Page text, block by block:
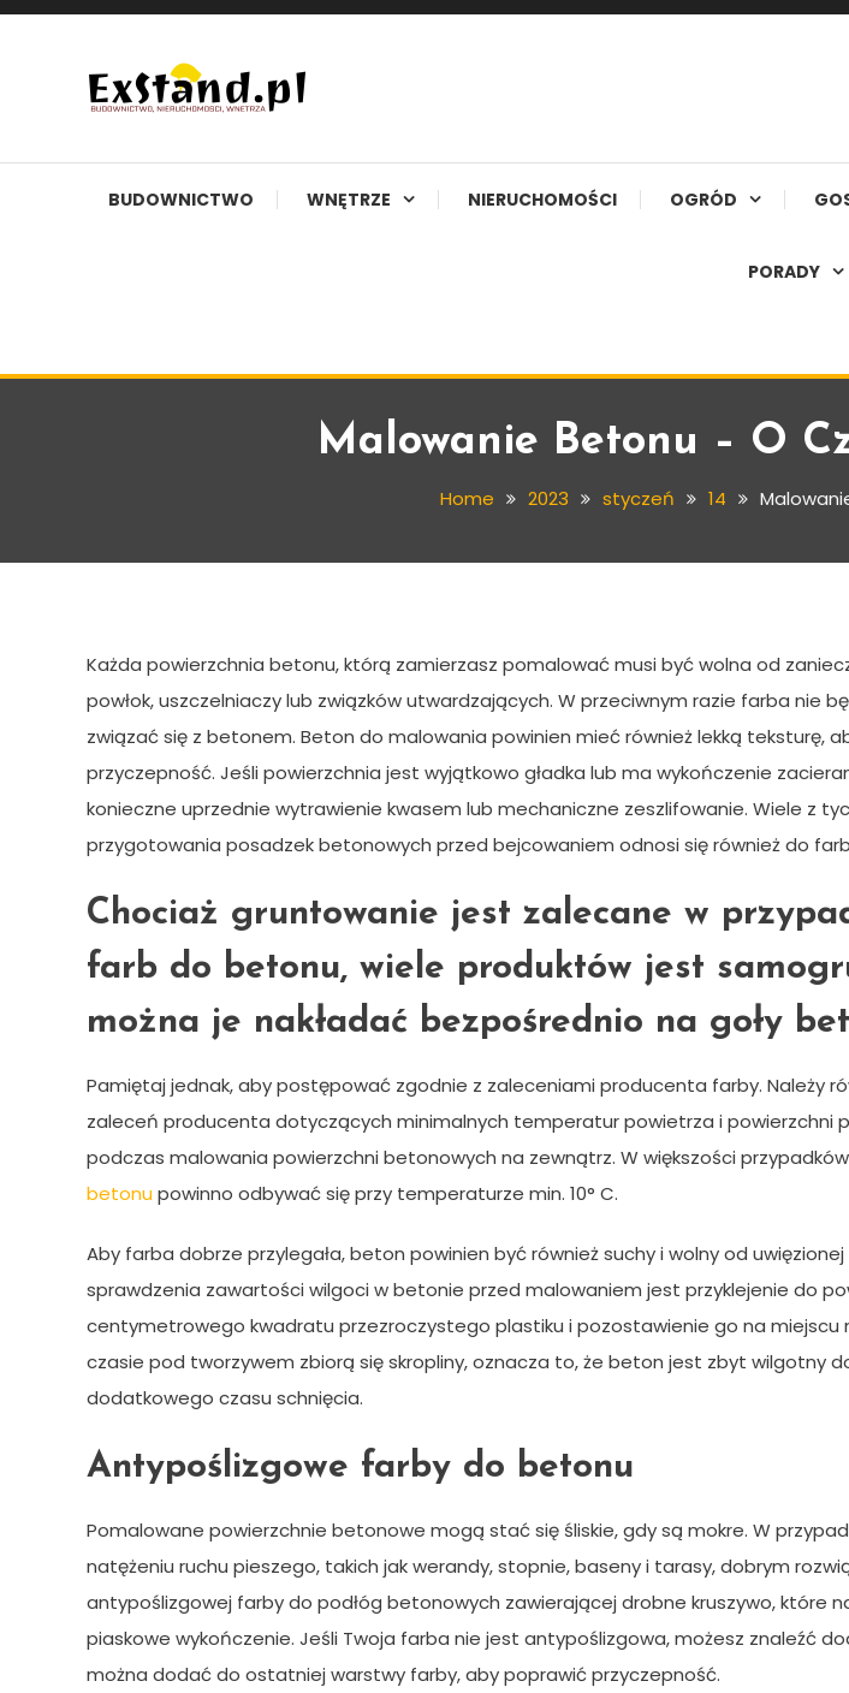
Skip
BUDOWNICTWO WNĘTRZE NIERUCHOMOŚCI OGRÓD
PORADY
Malowanie Betonu – O
Home 2023 styczeń 14
Malowanie betonu – o czym należy
Każda powierzchnia betonu, którą zamierzasz pomalować musi być wolna od
powłok, uszczelniaczy lub związków utwardzających. W przeciwnym razie farba nie
związać się z betonem. Beton do malowania powinien mieć również lekką teksturę,
przyczepność. Jeśli powierzchnia jest wyjątkowo gładka lub ma wykończenie
konieczne uprzednie wytrawienie kwasem lub mechaniczne zeszlifowanie. Wiele z
przygotowania posadzek betonowych przed bejcowaniem odnosi się również do
Chociaż gruntowanie jest zalecane w
farb do betonu, wiele produktów jest
można je nakładać bezpośrednio na goły
Pamiętaj jednak, aby postępować zgodnie z zaleceniami producenta farby. Należy
zaleceń producenta dotyczących minimalnych temperatur powietrza i powierzchni
podczas malowania powierzchni betonowych na zewnątrz. W większości przypadków
betonupowinno odbywać się przy temperaturze min. 10° C.
Aby farba dobrze przylegała, beton powinien być również suchy i wolny od
sprawdzenia zawartości wilgoci w betonie przed malowaniem jest przyklejenie do
centymetrowego kwadratu przezroczystego plastiku i pozostawienie go na miejscu
czasie pod tworzywem zbiorą się skropliny, oznacza to, że beton jest zbyt wilgotny
dodatkowego czasu schnięcia.
Antypoślizgowe farby do betonu
Pomalowane powierzchnie betonowe mogą stać się śliskie, gdy są mokre. W
natężeniu ruchu pieszego, takich jak werandy, stopnie, baseny i tarasy, dobrym
antypoślizgowej farby do podłóg betonowych zawierającej drobne kruszywo, które
piaskowe wykończenie. Jeśli Twoja farba nie jest antypoślizgowa, możesz znaleźć
można dodać do ostatniej warstwy farby, aby poprawić przyczepność.